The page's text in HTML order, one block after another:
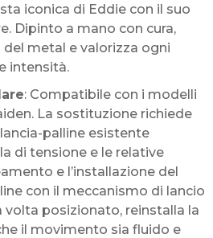
iconica di Eddie con il suo
Dipinto a mano con cura,
metal e valorizza ogni
intensità.
: Compatibile con i modelli
La sostituzione richiede
palline esistente
di tensione e le relative
e l’installazione del
con il meccanismo di lancio
volta posizionato, reinstalla la
il movimento sia fluido e